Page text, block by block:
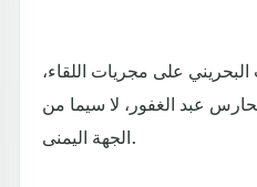
على مجريات اللقاء،
عبد الغفور، لا سيما من
الجهة اليمنى.